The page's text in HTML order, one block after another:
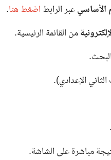
الأساسيعبرالرابط اضغط هنا.
من القائمة الرئيسية.
الإعدادي).
مباشرة على الشاشة.